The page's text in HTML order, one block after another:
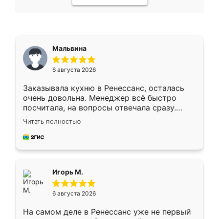
Мальвина
6 августа 2026
Заказывала кухню в Ренессанс, осталась
очень довольна. Менеджер всё быстро
посчитала, на вопросы отвечала сразу.
Замерщик приехал в субботу, подошёл к
делу со всей ответственностью. Собрали
за день, ребята работали аккуратно, даже
Читать полностью
Игорь М.
6 августа 2026
На самом деле в Ренессанс уже не первый